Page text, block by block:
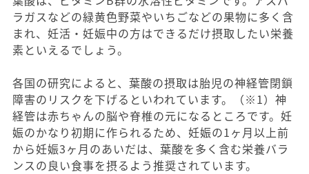
ラガスなどの緑黄色野菜やいちごなどの果物に多く含
まれ、妊活・妊娠中の方はできるだけ摂取したい栄養
素といえるでしょう。
各国の研究によると、葉酸の摂取は胎児の神経管閉鎖
障害のリスクを下げるといわれています。（※1）神
経管は赤ちゃんの脳や脊椎の元になるところです。妊
娠のかなり初期に作られるため、妊娠の1ヶ月以上前
から妊娠3ヶ月のあいだは、葉酸を多く含む栄養バラ
ンスの良い食事を摂るよう推奨されています。